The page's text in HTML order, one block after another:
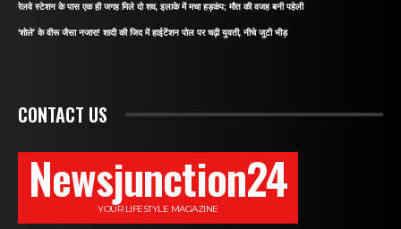
रेलवे स्टेशन के पास एक ही जगह मिले दो शव, इलाके में मचा हड़कंप; मौत की वजह बनी पहेली
‘शोले’ के वीरू जैसा नजारा! शादी की जिद में हाईटेंशन पोल पर चढ़ी युवती, नीचे जुटी भीड़
CONTACT US
Newsjunction24
YOUR LIFESTYLE MAGAZINE